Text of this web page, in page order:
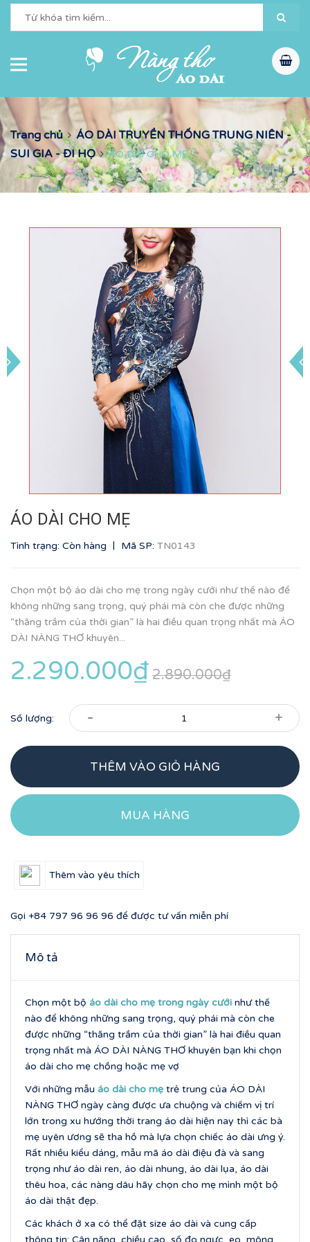
Trang chủ
ÁO DÀI TRUYỀN THỐNG TRUNG NIÊN -
SUI GIA - ĐI HỌ
ÁO DÀI CHO MẸ
ÁO DÀI CHO MẸ
Tình trạng: Còn hàng | Mã SP: TN0143
Chọn một bộ áo dài cho mẹ trong ngày cưới như thế nào để
không những sang trọng, quý phái mà còn che được những
“thăng trầm của thời gian” là hai điều quan trọng nhất mà ÁO
DÀI NÀNG THƠ khuyên...
2.290.000₫ 2.890.000₫
Số lượng: - +
THÊM VÀO GIỎ HÀNG
MUA HÀNG
Thêm vào yêu thích
Gọi +84 797 96 96 96 để được tư vấn miễn phí
Mô tả
Chọn một bộ áo dài cho mẹ trong ngày cưới như thế
nào để không những sang trọng, quý phái mà còn che
được những “thăng trầm của thời gian” là hai điều quan
trọng nhất mà ÁO DÀI NÀNG THƠ khuyên bạn khi chọn
áo dài cho mẹ chồng hoặc mẹ vợ
Với những mẫu áo dài cho mẹ trẻ trung của ÁO DÀI
NÀNG THƠ ngày càng được ưa chuộng và chiếm vị trí
lớn trong xu hướng thời trang áo dài hiện nay thì các bà
mẹ uyên ương sẽ tha hồ mà lựa chọn chiếc áo dài ưng ý.
Rất nhiều kiểu dáng, mẫu mã áo dài điệu đà và sang
trọng như áo dài ren, áo dài nhung, áo dài lụa, áo dài
thêu hoa, các nàng dâu hãy chọn cho mẹ mình một bộ
áo dài thật đẹp.
Các khách ở xa có thể đặt size áo dài và cung cấp
thông tin: Cân nặng, chiều cao, số đo ngực, eo, mông.